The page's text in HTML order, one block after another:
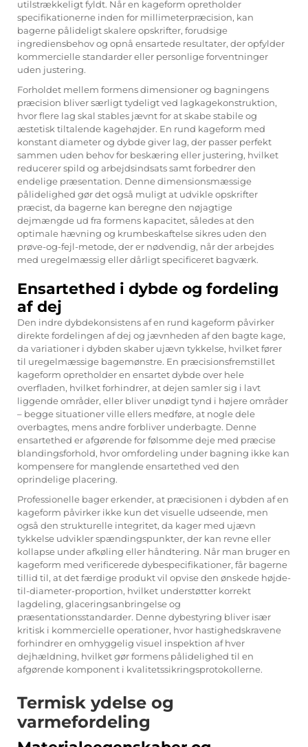
utilstrækkeligt fyldt. Når en kageform opretholder
specifikationerne inden for millimeterpræcision, kan
bagerne pålideligt skalere opskrifter, forudsige
ingrediensbehov og opnå ensartede resultater, der opfylder
kommercielle standarder eller personlige forventninger
uden justering.
Forholdet mellem formens dimensioner og bagningens
præcision bliver særligt tydeligt ved lagkagekonstruktion,
hvor flere lag skal stables jævnt for at skabe stabile og
æstetisk tiltalende kagehøjder. En rund kageform med
konstant diameter og dybde giver lag, der passer perfekt
sammen uden behov for beskæring eller justering, hvilket
reducerer spild og arbejdsindsats samt forbedrer den
endelige præsentation. Denne dimensionsmæssige
pålidelighed gør det også muligt at udvikle opskrifter
præcist, da bagerne kan beregne den nøjagtige
dejmængde ud fra formens kapacitet, således at den
optimale hævning og krumbeskaftelse sikres uden den
prøve-og-fejl-metode, der er nødvendig, når der arbejdes
med uregelmæssig eller dårligt specificeret bagværk.
Ensartethed i dybde og fordeling
af dej
Den indre dybdekonsistens af en rund kageform påvirker
direkte fordelingen af dej og jævnheden af den bagte kage,
da variationer i dybden skaber ujævn tykkelse, hvilket fører
til uregelmæssige bagemønstre. En præcisionsfremstillet
kageform opretholder en ensartet dybde over hele
overfladen, hvilket forhindrer, at dejen samler sig i lavt
liggende områder, eller bliver unødigt tynd i højere områder
– begge situationer ville ellers medføre, at nogle dele
overbagtes, mens andre forbliver underbagte. Denne
ensartethed er afgørende for følsomme deje med præcise
blandingsforhold, hvor omfordeling under bagning ikke kan
kompensere for manglende ensartethed ved den
oprindelige placering.
Professionelle bager erkender, at præcisionen i dybden af en
kageform påvirker ikke kun det visuelle udseende, men
også den strukturelle integritet, da kager med ujævn
tykkelse udvikler spændingspunkter, der kan revne eller
kollapse under afkøling eller håndtering. Når man bruger en
kageform med verificerede dybespecifikationer, får bagerne
tillid til, at det færdige produkt vil opvise den ønskede højde-
til-diameter-proportion, hvilket understøtter korrekt
lagdeling, glaceringsanbringelse og
præsentationsstandarder. Denne dybestyring bliver især
kritisk i kommercielle operationer, hvor hastighedskravene
forhindrer en omhyggelig visuel inspektion af hver
dejhældning, hvilket gør formens pålidelighed til en
afgørende komponent i kvalitetssikringsprotokollerne.
Termisk ydelse og
varmefordeling